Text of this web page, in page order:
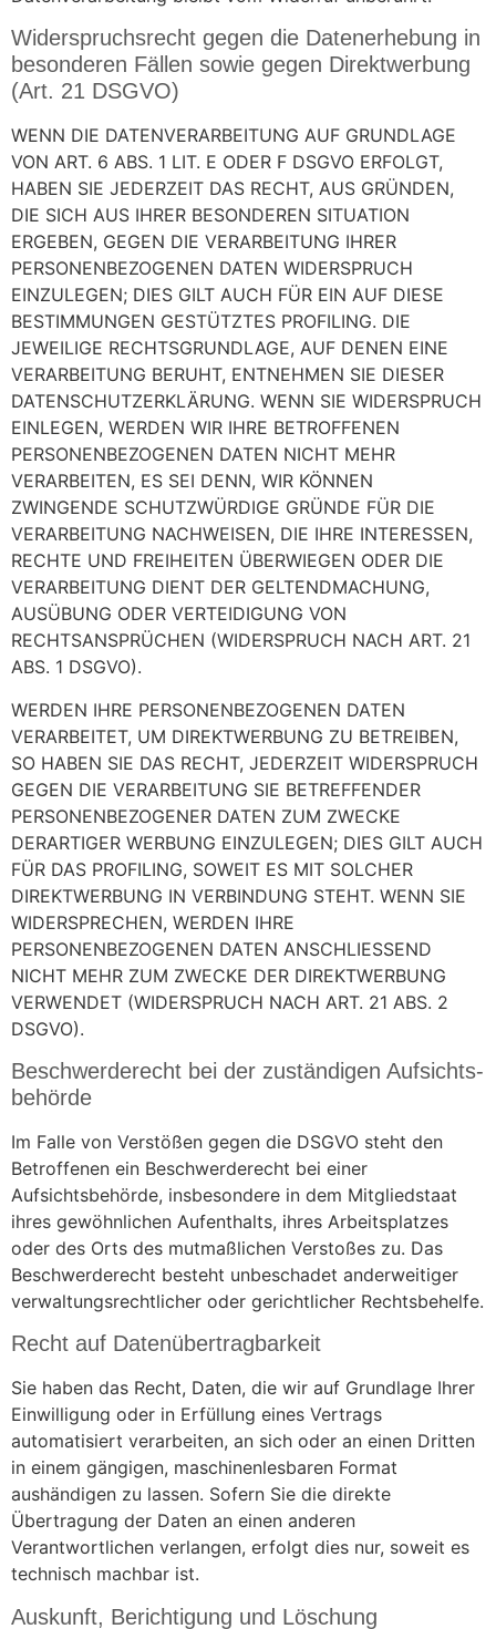
Widerspruchsrecht gegen die Datenerhebung in
besonderen Fällen sowie gegen Direktwerbung
(Art. 21 DSGVO)
WENN DIE DATENVERARBEITUNG AUF GRUNDLAGE
VON ART. 6 ABS. 1 LIT. E ODER F DSGVO ERFOLGT,
HABEN SIE JEDERZEIT DAS RECHT, AUS GRÜNDEN,
DIE SICH AUS IHRER BESONDEREN SITUATION
ERGEBEN, GEGEN DIE VERARBEITUNG IHRER
PERSONENBEZOGENEN DATEN WIDERSPRUCH
EINZULEGEN; DIES GILT AUCH FÜR EIN AUF DIESE
BESTIMMUNGEN GESTÜTZTES PROFILING. DIE
JEWEILIGE RECHTSGRUNDLAGE, AUF DENEN EINE
VERARBEITUNG BERUHT, ENTNEHMEN SIE DIESER
DATENSCHUTZERKLÄRUNG. WENN SIE WIDERSPRUCH
EINLEGEN, WERDEN WIR IHRE BETROFFENEN
PERSONENBEZOGENEN DATEN NICHT MEHR
VERARBEITEN, ES SEI DENN, WIR KÖNNEN
ZWINGENDE SCHUTZWÜRDIGE GRÜNDE FÜR DIE
VERARBEITUNG NACHWEISEN, DIE IHRE INTERESSEN,
RECHTE UND FREIHEITEN ÜBERWIEGEN ODER DIE
VERARBEITUNG DIENT DER GELTENDMACHUNG,
AUSÜBUNG ODER VERTEIDIGUNG VON
RECHTSANSPRÜCHEN (WIDERSPRUCH NACH ART. 21
ABS. 1 DSGVO).
WERDEN IHRE PERSONENBEZOGENEN DATEN
VERARBEITET, UM DIREKTWERBUNG ZU BETREIBEN,
SO HABEN SIE DAS RECHT, JEDERZEIT WIDERSPRUCH
GEGEN DIE VERARBEITUNG SIE BETREFFENDER
PERSONENBEZOGENER DATEN ZUM ZWECKE
DERARTIGER WERBUNG EINZULEGEN; DIES GILT AUCH
FÜR DAS PROFILING, SOWEIT ES MIT SOLCHER
DIREKTWERBUNG IN VERBINDUNG STEHT. WENN SIE
WIDERSPRECHEN, WERDEN IHRE
PERSONENBEZOGENEN DATEN ANSCHLIESSEND
NICHT MEHR ZUM ZWECKE DER DIREKTWERBUNG
VERWENDET (WIDERSPRUCH NACH ART. 21 ABS. 2
DSGVO).
Beschwerde­recht bei der zuständigen Aufsichts­
behörde
Im Falle von Verstößen gegen die DSGVO steht den
Betroffenen ein Beschwerderecht bei einer
Aufsichtsbehörde, insbesondere in dem Mitgliedstaat
ihres gewöhnlichen Aufenthalts, ihres Arbeitsplatzes
oder des Orts des mutmaßlichen Verstoßes zu. Das
Beschwerderecht besteht unbeschadet anderweitiger
verwaltungsrechtlicher oder gerichtlicher Rechtsbehelfe.
Recht auf Daten­übertrag­barkeit
Sie haben das Recht, Daten, die wir auf Grundlage Ihrer
Einwilligung oder in Erfüllung eines Vertrags
automatisiert verarbeiten, an sich oder an einen Dritten
in einem gängigen, maschinenlesbaren Format
aushändigen zu lassen. Sofern Sie die direkte
Übertragung der Daten an einen anderen
Verantwortlichen verlangen, erfolgt dies nur, soweit es
technisch machbar ist.
Auskunft, Berichtigung und Löschung